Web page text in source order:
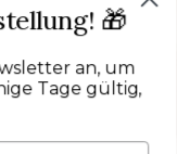
🎁
an, um
Tage gültig,